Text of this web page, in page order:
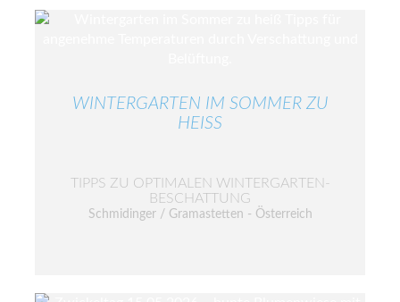
WINTERGARTEN IM SOMMER ZU
HEISS
TIPPS ZU OPTIMALEN WINTERGARTEN-
BESCHATTUNG
Schmidinger / Gramastetten - Österreich